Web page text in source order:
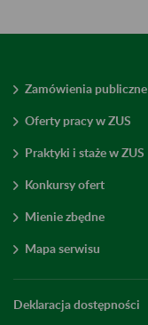
Zamówienia publiczne
Oferty pracy w ZUS
Praktyki i staże w ZUS
Konkursy ofert
Mienie zbędne
Mapa serwisu
Deklaracja dostępności